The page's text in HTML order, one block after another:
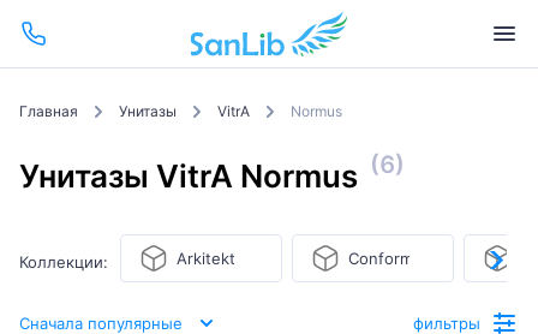
Главная Унитазы VitrA Normus
Унитазы VitrA Normus (6)
Коллекции: Arkitekt Conforma
Сначала популярные фильтры